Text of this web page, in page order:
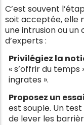
C’est souvent
soit acceptée, elle
une intrusion ou un
d’experts :
Privilégiez la
« s’offrir du temps
ingrates ».
Proposez un
est souple. Un
de lever les